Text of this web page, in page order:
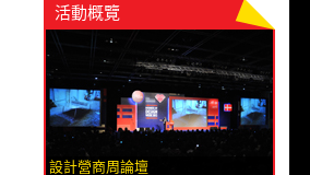
活動概覽
設計營商周論壇